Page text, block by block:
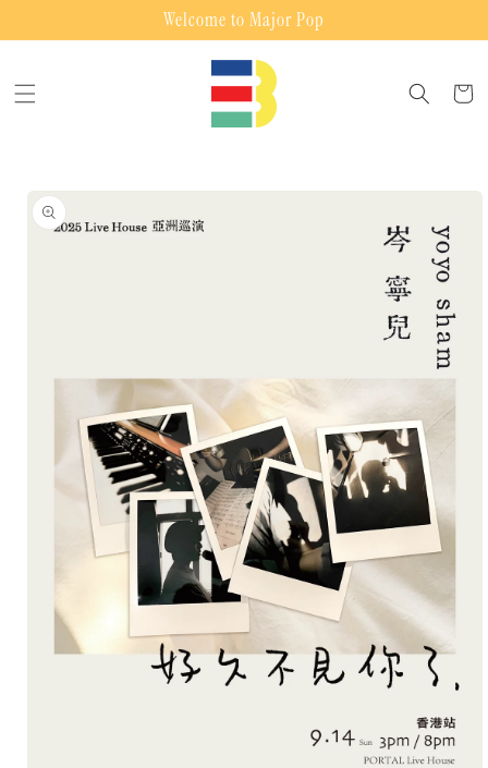
Welcome to Major Pop
Cart
Skip to
product
information